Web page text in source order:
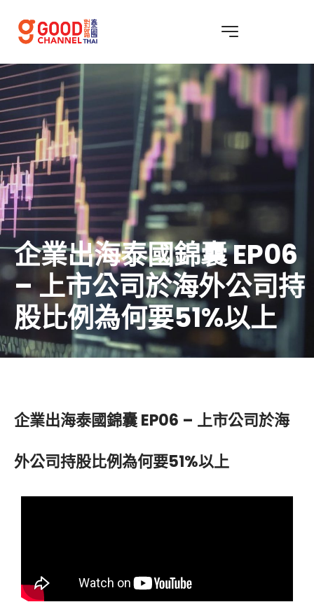
企業出海泰國錦囊 EP06
– 上市公司於海外公司持
股比例為何要51%以上
企業出海泰國錦囊 EP06 – 上市公司於海
外公司持股比例為何要51%以上